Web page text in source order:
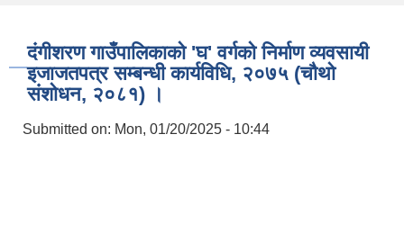
दंगीशरण गाउँपालिकाको 'घ' वर्गको निर्माण व्यवसायी
इजाजतपत्र सम्बन्धी कार्यविधि, २०७५ (चौथो
संशोधन, २०८१) ।
Submitted on: Mon, 01/20/2025 - 10:44